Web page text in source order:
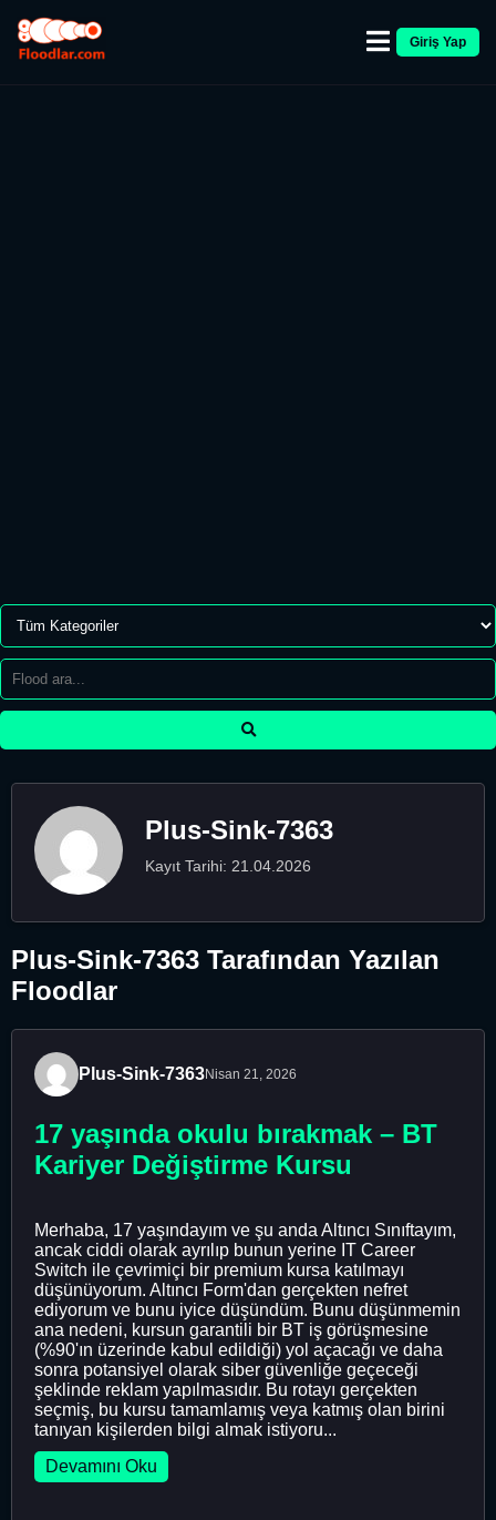
Giriş Yap
Plus-Sink-7363
Kayıt Tarihi: 21.04.2026
Plus-Sink-7363 Tarafından Yazılan
Floodlar
Plus-Sink-7363Nisan 21, 2026
17 yaşında okulu bırakmak – BT
Kariyer Değiştirme Kursu
Merhaba, 17 yaşındayım ve şu anda Altıncı Sınıftayım,
ancak ciddi olarak ayrılıp bunun yerine IT Career
Switch ile çevrimiçi bir premium kursa katılmayı
düşünüyorum. Altıncı Form'dan gerçekten nefret
ediyorum ve bunu iyice düşündüm. Bunu düşünmemin
ana nedeni, kursun garantili bir BT iş görüşmesine
(%90'ın üzerinde kabul edildiği) yol açacağı ve daha
sonra potansiyel olarak siber güvenliğe geçeceği
şeklinde reklam yapılmasıdır. Bu rotayı gerçekten
seçmiş, bu kursu tamamlamış veya katmış olan birini
tanıyan kişilerden bilgi almak istiyoru...
Devamını Oku